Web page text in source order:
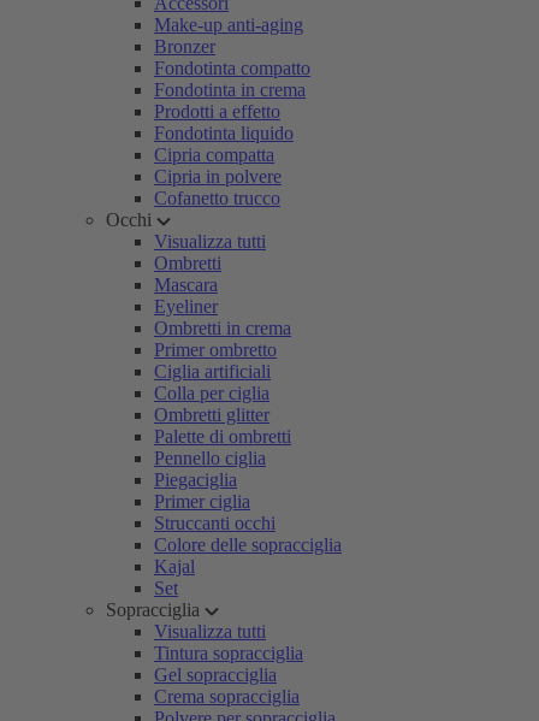
Make-up anti-aging
Bronzer
Fondotinta compatto
Fondotinta in crema
Prodotti a effetto
Fondotinta liquido
Cipria compatta
Cipria in polvere
Cofanetto trucco
Occhi
Visualizza tutti
Ombretti
Mascara
Eyeliner
Ombretti in crema
Primer ombretto
Ciglia artificiali
Colla per ciglia
Ombretti glitter
Palette di ombretti
Pennello ciglia
Piegaciglia
Primer ciglia
Struccanti occhi
Colore delle sopracciglia
Kajal
Set
Sopracciglia
Visualizza tutti
Tintura sopracciglia
Gel sopracciglia
Crema sopracciglia